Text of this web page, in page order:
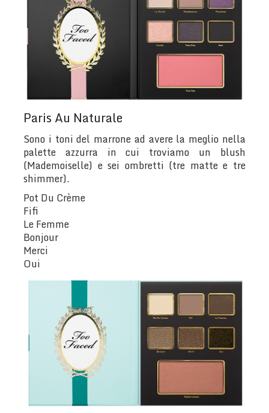
Paris Au Naturale
Sono i toni del marrone ad avere la meglio nella
palette azzurra in cui troviamo un blush
(Mademoiselle) e sei ombretti (tre matte e tre
shimmer).
Pot Du Crème
Fifi
Le Femme
Bonjour
Merci
Oui